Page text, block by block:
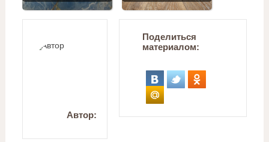
Автор:
Поделиться
материалом: